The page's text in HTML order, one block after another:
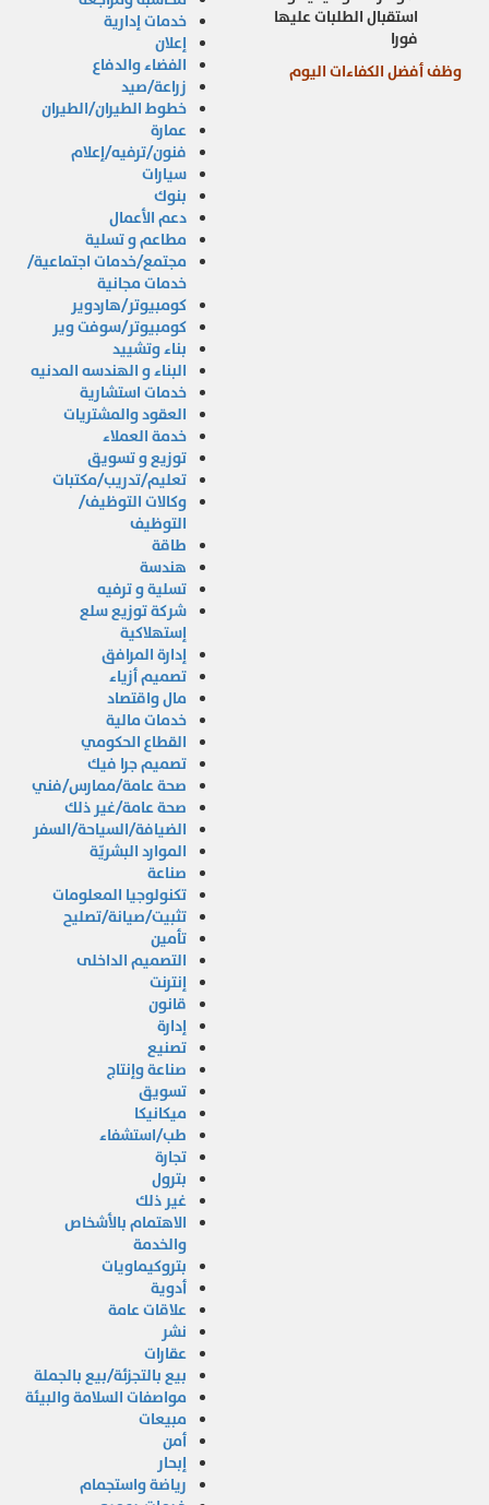
استقبال الطلبات عليها
فورا
وظف أفضل الكفاءات اليوم
خدمات إدارية
إعلان
الفضاء والدفاع
زراعة/صيد
خطوط الطيران/الطيران
عمارة
فنون/ترفيه/إعلام
سيارات
بنوك
دعم الأعمال
مطاعم و تسلية
مجتمع/خدمات اجتماعية/
خدمات مجانية
كومبيوتر/هاردوير
كومبيوتر/سوفت وير
بناء وتشييد
البناء و الهندسه المدنيه
خدمات استشارية
العقود والمشتريات
خدمة العملاء
توزيع و تسويق
تعليم/تدريب/مكتبات
وكالات التوظيف/
التوظيف
طاقة
هندسة
تسلية و ترفيه
شركة توزيع سلع
إستهلاكية
إدارة المرافق
تصميم أزياء
مال واقتصاد
خدمات مالية
القطاع الحكومي
تصميم جرا فيك
صحة عامة/ممارس/فني
صحة عامة/غير ذلك
الضيافة/السياحة/السفر
الموارد البشريّة
صناعة
تكنولوجيا المعلومات
تثبيت/صيانة/تصليح
تأمين
التصميم الداخلى
إنترنت
قانون
إدارة
تصنيع
صناعة وإنتاج
تسويق
ميكانيكا
طب/استشفاء
تجارة
بترول
غير ذلك
الاهتمام بالأشخاص
والخدمة
بتروكيماويات
أدوية
علاقات عامة
نشر
عقارات
بيع بالتجزئة/بيع بالجملة
مواصفات السلامة والبيئة
مبيعات
أمن
إبحار
رياضة واستجمام